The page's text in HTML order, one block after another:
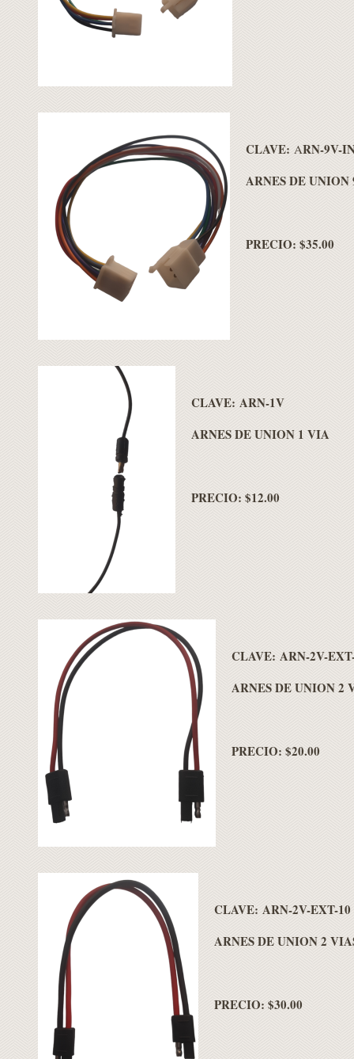
CLAVE: ARN-9V-
ARNES DE
PRECIO: $35.00
CLAVE: ARN-1V
ARNES DE UNION 1 VIA
PRECIO: $12.00
CLAVE: ARN-2V-
ARNES DE UNION 2
PRECIO: $20.00
CLAVE: ARN-2V-EXT-10
ARNES DE UNION 2
PRECIO: $30.00